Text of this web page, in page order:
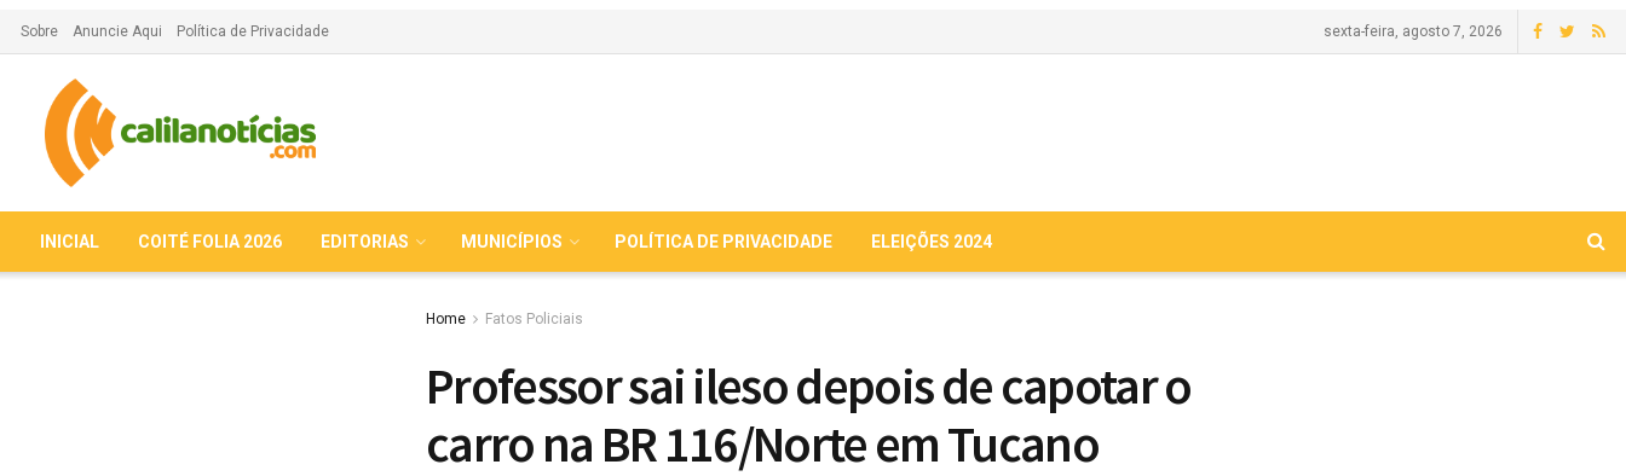
Sobre Anuncie Aqui Política de Privacidade sexta-feira, agosto 7, 2026
INICIAL COITÉ FOLIA 2026 EDITORIAS MUNICÍPIOS POLÍTICA DE PRIVACIDADE ELEIÇÕES 2024
Home Fatos Policiais
Professor sai ileso depois de capotar o
carro na BR 116/Norte em Tucano